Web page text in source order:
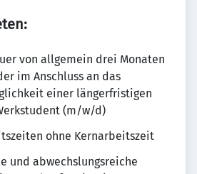
von allgemein drei Monaten
im Anschluss an das
einer längerfristigen
(m/w/d)
ohne Kernarbeitszeit
und abwechslungsreiche